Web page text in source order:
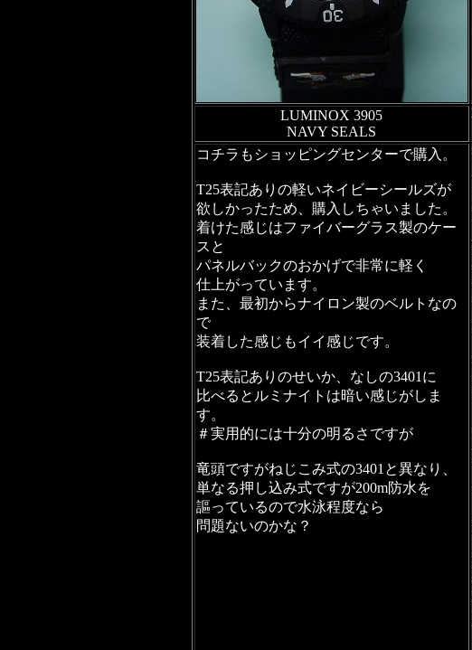
LUMINOX 3905
NAVY SEALS
コチラもショッピングセンターで購入。
T25表記ありの軽いネイビーシールズが
欲しかったため、購入しちゃいました。
着けた感じはファイバーグラス製のケー
スと
パネルバックのおかげで非常に軽く
仕上がっています。
また、最初からナイロン製のベルトなの
で
装着した感じもイイ感じです。
T25表記ありのせいか、なしの3401に
比べるとルミナイトは暗い感じがしま
す。
＃実用的には十分の明るさですが
竜頭ですがねじこみ式の3401と異なり、
単なる押し込み式ですが200m防水を
謳っているので水泳程度なら
問題ないのかな？